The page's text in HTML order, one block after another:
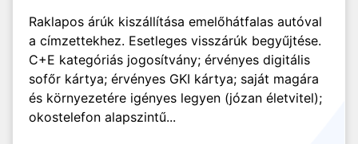
Raklapos árúk kiszállítása emelőhátfalas autóval
a címzettekhez. Esetleges visszárúk begyűjtése.
C+E kategóriás jogosítvány; érvényes digitális
sofőr kártya; érvényes GKI kártya; saját magára
és környezetére igényes legyen (józan életvitel);
okostelefon alapszintű...